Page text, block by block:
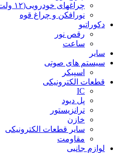
چراغهای خودرویی(۱۲ ولت DC)
نورافکن و چراغ قوه
دکوراتیو
رقص نور
ساعت
سایر
سیستم های صوتی
اسپیکر
قطعات الکترونیکی
IC
پل دیود
ترانزیستور
خازن
سایر قطعات الکترونیکی
مقاومت
لوازم جانبی